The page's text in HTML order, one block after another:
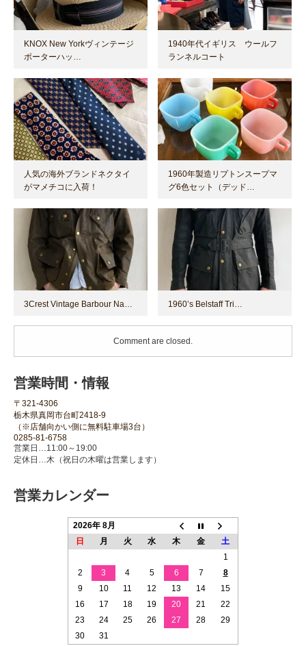
KNOX New Yorkヴィンテージ
ボーターハッ…
1940年代イギリス ウールフ
ランネルコート
人気の海外ブランドネクタイ
がマメチコに入荷！
1960年製造リプトンスープマ
グ6色セット（デッド…
3Crest Vintage Barbour Na… 1960’s Belstaff Tri…
Comment are closed.
営業時間・情報
〒321-4306
栃木県真岡市台町2418-9
（※店舗向かい側に無料駐車場3台）
0285-81-6758
営業日…11:00～19:00
定休日…木（祝日の木曜は営業します）
営業カレンダー
2026年 8月
日
月 火 水 木 金
土
1
2
3 4 5 6 7
8
9
10 11 12 13 14
15
16
17 18 19 20 21
22
23
24 25 26 27 28
29
30
31